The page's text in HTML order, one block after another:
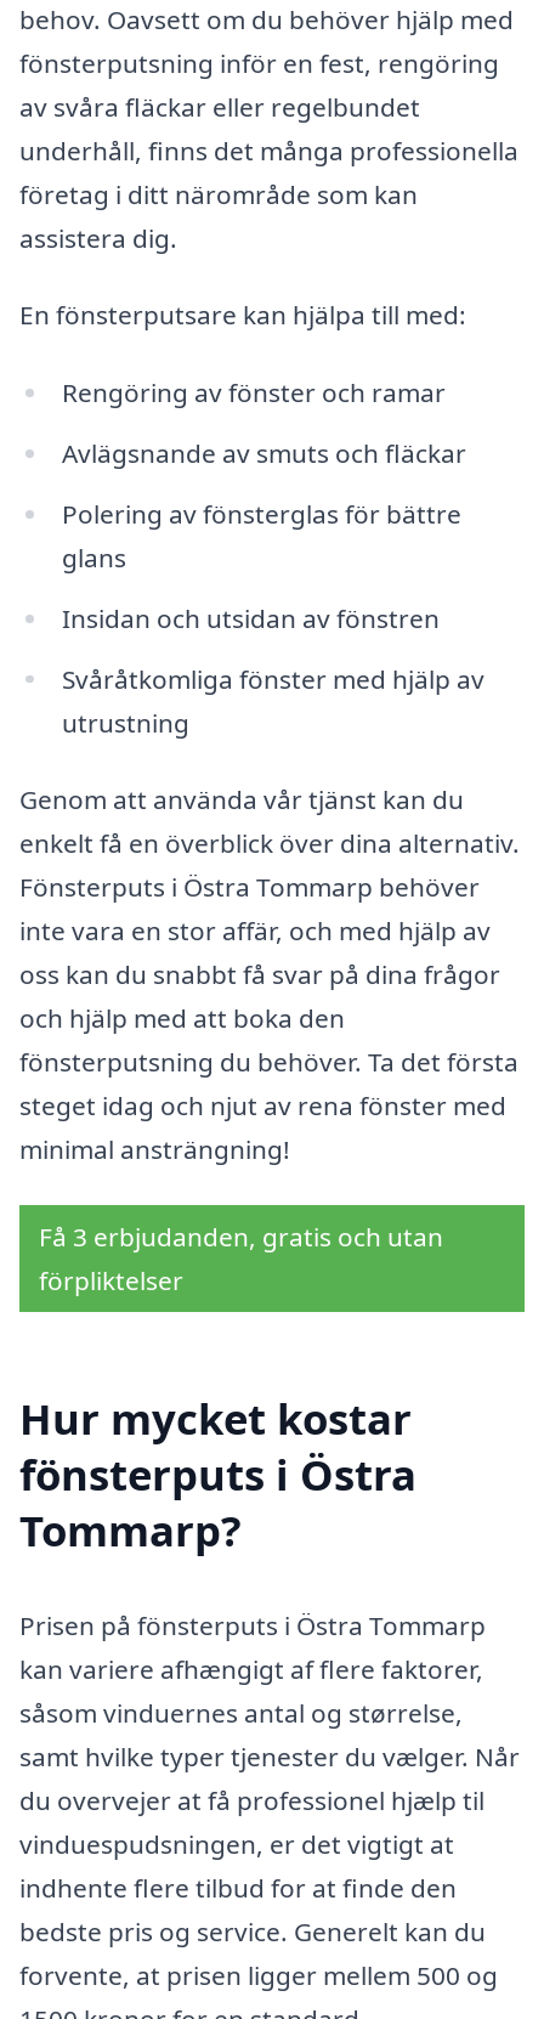
behov. Oavsett om du behöver hjälp med
fönsterputsning inför en fest, rengöring
av svåra fläckar eller regelbundet
underhåll, finns det många professionella
företag i ditt närområde som kan
assistera dig.
En fönsterputsare kan hjälpa till med:
Rengöring av fönster och ramar
Avlägsnande av smuts och fläckar
Polering av fönsterglas för bättre
glans
Insidan och utsidan av fönstren
Svåråtkomliga fönster med hjälp av
utrustning
Genom att använda vår tjänst kan du
enkelt få en överblick över dina alternativ.
Fönsterputs i Östra Tommarp behöver
inte vara en stor affär, och med hjälp av
oss kan du snabbt få svar på dina frågor
och hjälp med att boka den
fönsterputsning du behöver. Ta det första
steget idag och njut av rena fönster med
minimal ansträngning!
Få 3 erbjudanden, gratis och utan
förpliktelser
Hur mycket kostar
fönsterputs i Östra
Tommarp?
Prisen på fönsterputs i Östra Tommarp
kan variere afhængigt af flere faktorer,
såsom vinduernes antal og størrelse,
samt hvilke typer tjenester du vælger. Når
du overvejer at få professionel hjælp til
vinduespudsningen, er det vigtigt at
indhente flere tilbud for at finde den
bedste pris og service. Generelt kan du
forvente, at prisen ligger mellem 500 og